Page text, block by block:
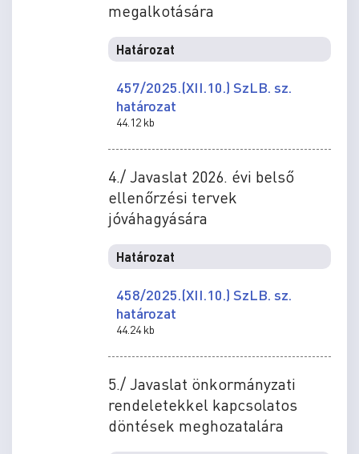
megalkotására
Határozat
457/2025.(XII.10.) SzLB. sz.
határozat
44.12 kb
4./ Javaslat 2026. évi belső
ellenőrzési tervek
jóváhagyására
Határozat
458/2025.(XII.10.) SzLB. sz.
határozat
44.24 kb
5./ Javaslat önkormányzati
rendeletekkel kapcsolatos
döntések meghozatalára